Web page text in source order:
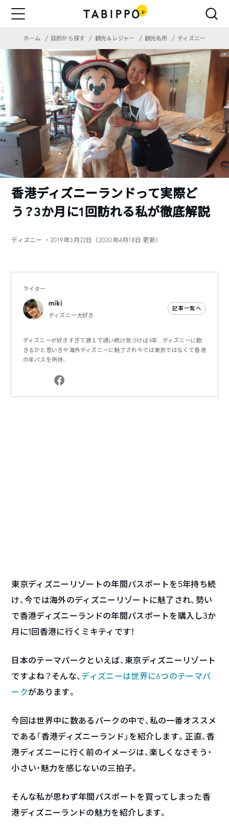
ホーム 目的から探す 観光＆レジャー 観光名所 ディズニー
香港ディズニーランドって実際ど
う？3か月に1回訪れる私が徹底解説
ディズニー ・2019年3月22日（2020年4月18日 更新）
ライター
miki
ディズニー大好き
記事一覧へ
ディズニーが好きすぎて週１で通い続け気づけば4年...ディズニーに飽
きるかと思いきや海外ディズニーに魅了され今では東京ではなくて香港
の年パスを所持。
東京ディズニーリゾートの年間パスポートを5年持ち続
け、今では海外のディズニーリゾートに魅了され、勢い
で香港ディズニーランドの年間パスポートを購入し3か
月に1回香港に行くミキティです！
日本のテーマパークといえば、東京ディズニーリゾート
ですよね？そんな、 ディズニーは世界に6つのテーマパ
ークがあります。
今回は世界中に数あるパークの中で、私の一番オススメ
である「香港ディズニーランド」を紹介します。正直、香
港ディズニーに行く前のイメージは、楽しくなさそう・
小さい・魅力を感じないの三拍子。
そんな私が思わず年間パスポートを買ってしまった香
港ディズニーランドの魅力を紹介します。